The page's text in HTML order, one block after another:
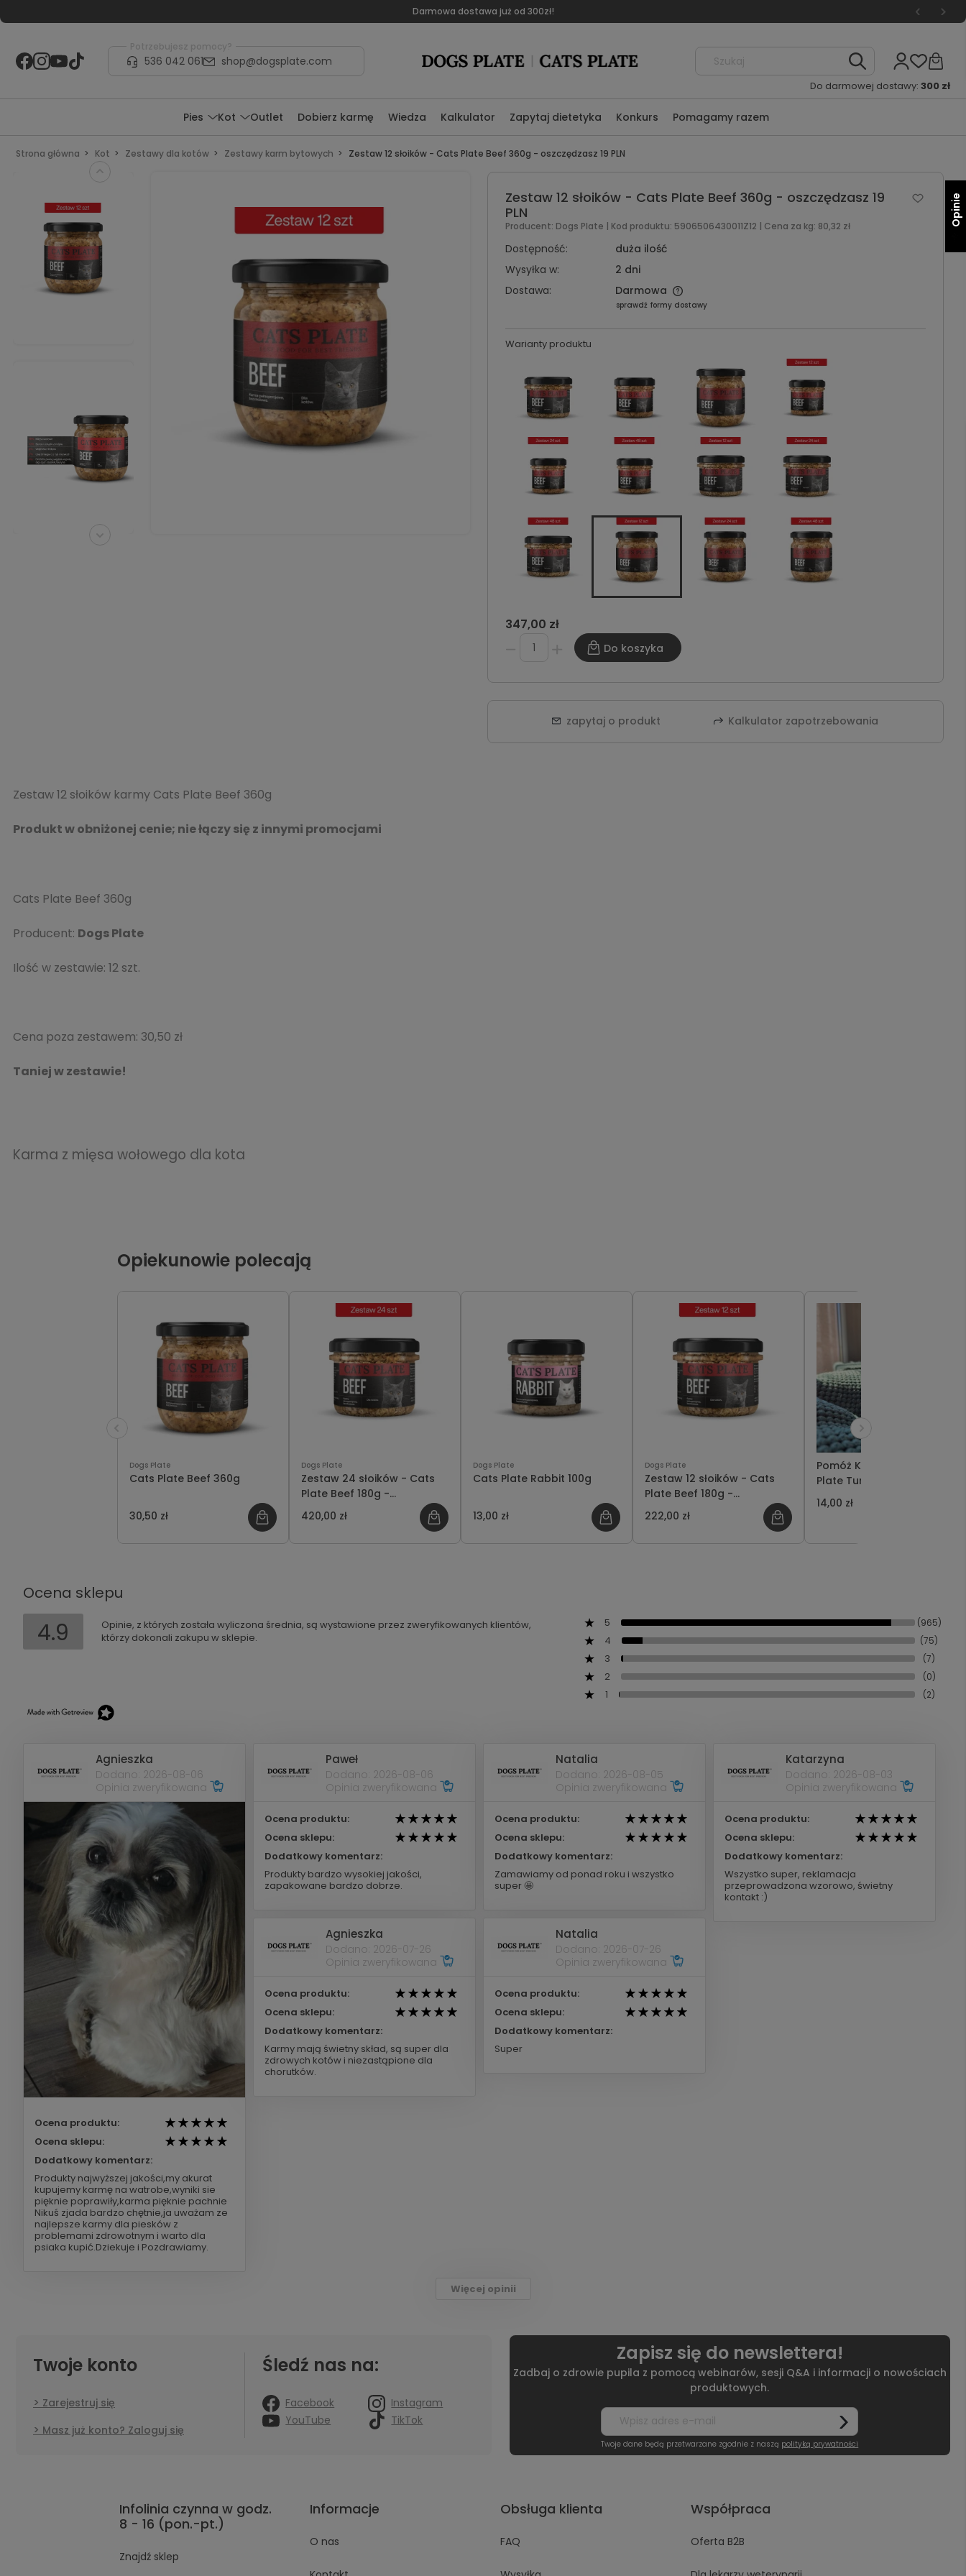
Darmowa dostawa już od 300zł!
Potrzebujesz pomocy?
536 042 061 shop@dogsplate.com
Do darmowej dostawy: 300 zł
Pies Kot Outlet Dobierz karmę Wiedza Kalkulator Zapytaj dietetyka Konkurs Pomagamy razem
Strona główna Kot Zestawy dla kotów Zestawy karm bytowych Zestaw 12 słoików - Cats Plate Beef 360g - oszczędzasz 19 PLN
Zestaw 12 słoików - Cats Plate Beef 360g - oszczędzasz 19
PLN
Producent: Dogs Plate | Kod produktu: 5906506430011Z12 | Cena za kg: 80,32 zł
Dostępność:
duża ilość
Wysyłka w:
2 dni
Dostawa:
Darmowa
sprawdź formy dostawy
Warianty produktu
347,00 zł
Do koszyka
zapytaj o produkt Kalkulator zapotrzebowania
Zestaw 12 słoików karmy Cats Plate Beef 360g
Produkt w obniżonej cenie; nie łączy się z innymi promocjami
Cats Plate Beef 360g
Producent: Dogs Plate
Ilość w zestawie: 12 szt.
Cena poza zestawem: 30,50 zł
Taniej w zestawie!
Karma z mięsa wołowego dla kota
Opiekunowie polecają
Dogs Plate
Cats Plate Beef 360g
30,50 zł
Dogs Plate
Zestaw 24 słoików - Cats
Plate Beef 180g -
oszczędzasz 48 PLN
420,00 zł
Dogs Plate
Cats Plate Rabbit 100g
13,00 zł
Dogs Plate
Zestaw 12 słoików - Cats
Plate Beef 180g -
oszczędzasz 12 PLN
222,00 zł
Pomóż Kunderze - Cats
Plate Turkey 180g
14,00 zł
Ocena sklepu
4.9
Opinie, z których została wyliczona średnia, są wystawione przez zweryfikowanych klientów,
którzy dokonali zakupu w sklepie.
5 (965)
4 (75)
3 (7)
2 (0)
1 (2)
Agnieszka
Dodano: 2026-08-06
Opinia zweryfikowana
Ocena produktu:
Ocena sklepu:
Dodatkowy komentarz:
Produkty najwyższej jakości,my akurat
kupujemy karmę na watrobe,wyniki sie
pięknie poprawiły,karma pięknie pachnie
Nikuś zjada bardzo chętnie,ja uważam ze
najlepsze karmy dla piesków z
problemami zdrowotnym i warto dla
psiaka kupić.Dziekuje i Pozdrawiamy.
Paweł
Dodano: 2026-08-06
Opinia zweryfikowana
Ocena produktu:
Ocena sklepu:
Dodatkowy komentarz:
Produkty bardzo wysokiej jakości,
zapakowane bardzo dobrze.
Natalia
Dodano: 2026-08-05
Opinia zweryfikowana
Ocena produktu:
Ocena sklepu:
Dodatkowy komentarz:
Zamawiamy od ponad roku i wszystko
super 🤩
Katarzyna
Dodano: 2026-08-03
Opinia zweryfikowana
Ocena produktu:
Ocena sklepu:
Dodatkowy komentarz:
Wszystko super, reklamacja
przeprowadzona wzorowo, świetny
kontakt :)
Agnieszka
Dodano: 2026-07-26
Opinia zweryfikowana
Ocena produktu:
Ocena sklepu:
Dodatkowy komentarz:
Karmy mają świetny skład, są super dla
zdrowych kotów i niezastąpione dla
chorutków.
Natalia
Dodano: 2026-07-26
Opinia zweryfikowana
Ocena produktu:
Ocena sklepu:
Dodatkowy komentarz:
Super
Więcej opinii
Twoje konto
Zarejestruj się
Masz już konto? Zaloguj się
Śledź nas na:
Facebook
Instagram
YouTube
TikTok
Zapisz się do newslettera!
Zadbaj o zdrowie pupila z pomocą webinarów, sesji Q&A i informacji o nowościach
produktowych.
Twoje dane będą przetwarzane zgodnie z naszą polityką prywatności
Infolinia czynna w godz.
8 - 16 (pon.-pt.)
Znajdź sklep
Informacje
O nas
Obsługa klienta
FAQ
Współpraca
Oferta B2B
Opinie